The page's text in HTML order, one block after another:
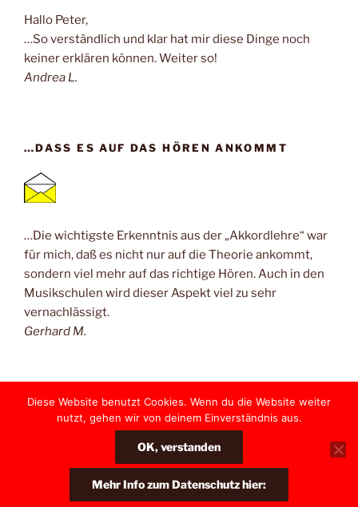
Hallo Peter,
…So verständlich und klar hat mir diese Dinge noch
keiner erklären können. Weiter so!
Andrea L.
…DASS ES AUF DAS HÖREN ANKOMMT
…Die wichtigste Erkenntnis aus der „Akkordlehre“ war
für mich, daß es nicht nur auf die Theorie ankommt,
sondern viel mehr auf das richtige Hören. Auch in den
Musikschulen wird dieser Aspekt viel zu sehr
vernachlässigt.
Gerhard M.
FacebookTwitter Instagram
E-
Stolz präsentiert von WordPress
Diese Website benutzt Cookies. Wenn du die Website weiter
nutzt, gehen wir von deinem Einverständnis aus.
OK, verstanden
Mehr Info zum Datenschutz hier: